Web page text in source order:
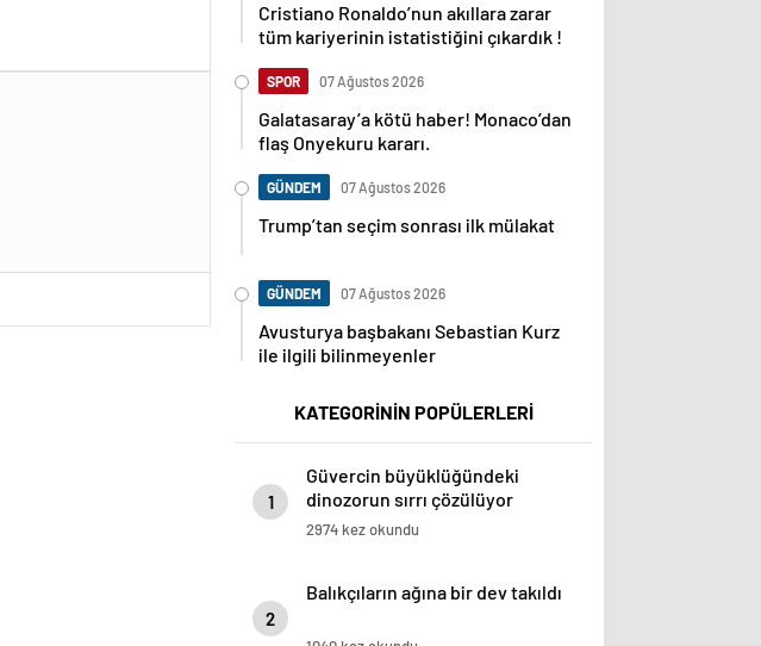
Cristiano Ronaldo’nun akıllara zarar
tüm kariyerinin istatistiğini çıkardık !
SPOR 07 Ağustos 2026
Galatasaray’a kötü haber! Monaco’dan
flaş Onyekuru kararı.
GÜNDEM 07 Ağustos 2026
Trump’tan seçim sonrası ilk mülakat
GÜNDEM 07 Ağustos 2026
Avusturya başbakanı Sebastian Kurz
ile ilgili bilinmeyenler
KATEGORİNİN POPÜLERLERİ
1
Güvercin büyüklüğündeki
dinozorun sırrı çözülüyor
2974 kez okundu
2
Balıkçıların ağına bir dev takıldı